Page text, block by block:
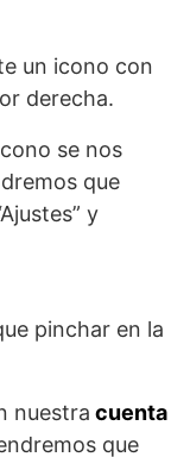
un icono con
derecha.
se nos
que
y
pinchar en la
nuestra cuenta
que